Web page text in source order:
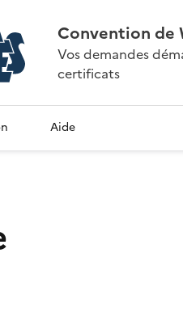
Convention de
Vos demandes
certificats
Aide